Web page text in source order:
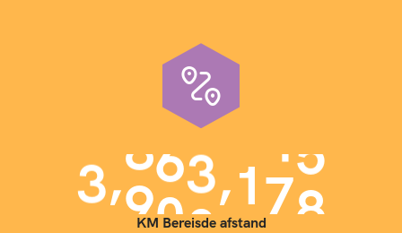
3,900,000
KM Bereisde afstand